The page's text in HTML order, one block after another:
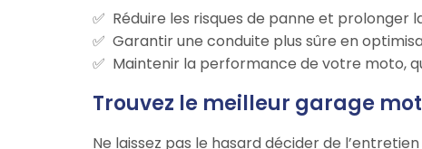
Réduire les risques de panne et prolonger
Garantir une conduite plus sûre en
Maintenir la performance de votre moto,
Trouvez le meilleur garage
Ne laissez pas le hasard décider de